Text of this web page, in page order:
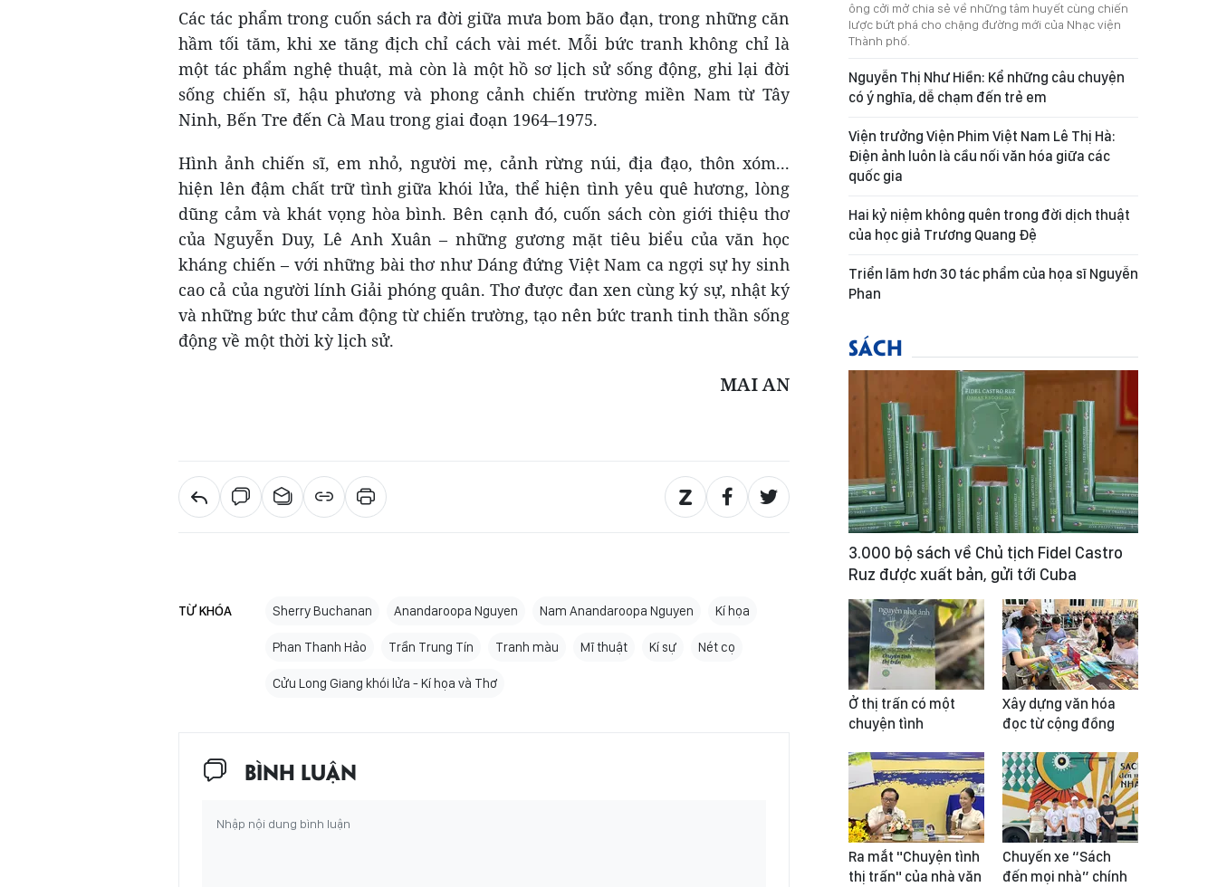
Các tác phẩm trong cuốn sách ra đời giữa mưa bom bão đạn, trong những căn
hầm tối tăm, khi xe tăng địch chỉ cách vài mét. Mỗi bức tranh không chỉ là
một tác phẩm nghệ thuật, mà còn là một hồ sơ lịch sử sống động, ghi lại đời
sống chiến sĩ, hậu phương và phong cảnh chiến trường miền Nam từ Tây
Ninh, Bến Tre đến Cà Mau trong giai đoạn 1964–1975.
Hình ảnh chiến sĩ, em nhỏ, người mẹ, cảnh rừng núi, địa đạo, thôn xóm...
hiện lên đậm chất trữ tình giữa khói lửa, thể hiện tình yêu quê hương, lòng
dũng cảm và khát vọng hòa bình. Bên cạnh đó, cuốn sách còn giới thiệu thơ
của Nguyễn Duy, Lê Anh Xuân – những gương mặt tiêu biểu của văn học
kháng chiến – với những bài thơ như Dáng đứng Việt Nam ca ngợi sự hy sinh
cao cả của người lính Giải phóng quân. Thơ được đan xen cùng ký sự, nhật ký
và những bức thư cảm động từ chiến trường, tạo nên bức tranh tinh thần sống
động về một thời kỳ lịch sử.
MAI AN
TỪ KHÓA Sherry Buchanan Anandaroopa Nguyen Nam Anandaroopa Nguyen Kí họa
Phan Thanh Hảo Trần Trung Tín Tranh màu Mĩ thuật Kí sự Nét cọ
Cửu Long Giang khói lửa - Kí họa và Thơ
BÌNH LUẬN
ông cởi mở chia sẻ về những tâm huyết cùng chiến
lược bứt phá cho chặng đường mới của Nhạc viện
Thành phố.
Nguyễn Thị Như Hiền: Kể những câu chuyện
có ý nghĩa, dễ chạm đến trẻ em
Viện trưởng Viện Phim Việt Nam Lê Thị Hà:
Điện ảnh luôn là cầu nối văn hóa giữa các
quốc gia
Hai kỷ niệm không quên trong đời dịch thuật
của học giả Trương Quang Đệ
Triển lãm hơn 30 tác phẩm của họa sĩ Nguyễn
Phan
SÁCH
3.000 bộ sách về Chủ tịch Fidel Castro
Ruz được xuất bản, gửi tới Cuba
Ở thị trấn có một
chuyện tình
Xây dựng văn hóa
đọc từ cộng đồng
Ra mắt "Chuyện tình
thị trấn" của nhà văn
Chuyến xe “Sách
đến mọi nhà” chính